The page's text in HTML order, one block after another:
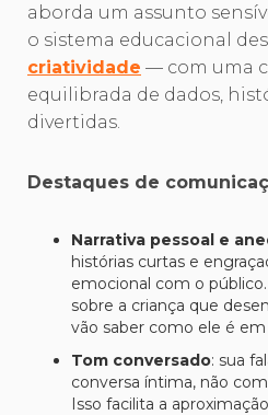
aborda um assunto
o sistema educacional
criatividade — com uma
equilibrada de dados,
divertidas.
Destaques de
Narrativa pessoal e
histórias curtas e
emocional com o
sobre a criança que
vão saber como ele é
Tom conversado: sua
conversa íntima, não
Isso facilita a